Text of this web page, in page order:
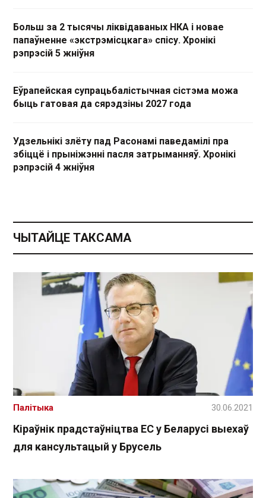
Больш за 2 тысячы ліквідаваных НКА і новае
папаўненне «экстрэмісцкага» спісу. Хронікі
рэпрэсій 5 жніўня
Еўрапейская супрацьбалістычная сістэма можа
быць гатовая да сярэдзіны 2027 года
Удзельнікі злёту пад Расонамі паведамілі пра
збіццё і прыніжэнні пасля затрыманняў. Хронікі
рэпрэсій 4 жніўня
ЧЫТАЙЦЕ ТАКСАМА
Кіраўнік прадстаўніцтва ЕС у Беларусі выехаў
для кансультацый у Брусель
Палітыка 30.06.2021